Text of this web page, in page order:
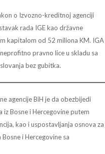
o Izvozno-kreditnoj agenciji
rada IGE kao državne
kapitalom od 52 miliona KM. IGA
pravno lice u skladu sa
bez gubitka.
agencije BiH je da obezbijedi
iz Bosne i Hercegovine putem
kao i uspostavljanja osnova za
i Hercegovine sa